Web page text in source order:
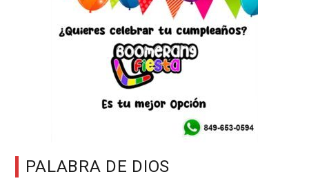
PALABRA DE DIOS